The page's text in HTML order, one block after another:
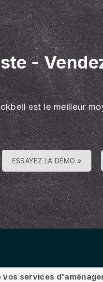
-
est le meilleur
ESSAYEZ LA DÉMO »
services